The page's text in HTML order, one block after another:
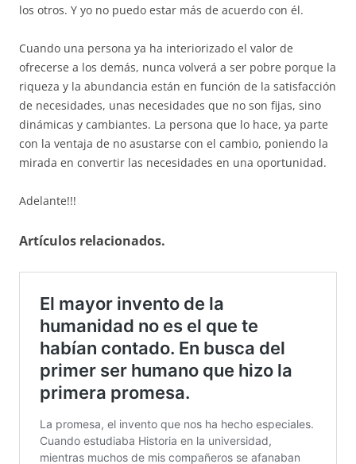
los otros. Y yo no puedo estar más de acuerdo con él.
Cuando una persona ya ha interiorizado el valor de
ofrecerse a los demás, nunca volverá a ser pobre porque la
riqueza y la abundancia están en función de la satisfacción
de necesidades, unas necesidades que no son fijas, sino
dinámicas y cambiantes. La persona que lo hace, ya parte
con la ventaja de no asustarse con el cambio, poniendo la
mirada en convertir las necesidades en una oportunidad.
Adelante!!!
Artículos relacionados.